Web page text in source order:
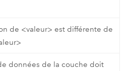
de <valeur> est différente de
données de la couche doit